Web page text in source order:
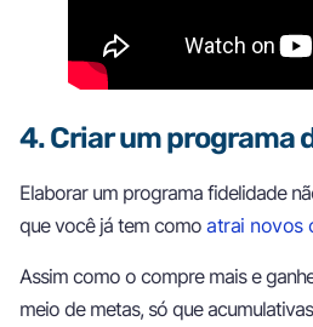
4. Criar um programa
Elaborar um programa fidelidade
que você já tem como atrai novos
Assim como o compre mais e
meio de metas, só que